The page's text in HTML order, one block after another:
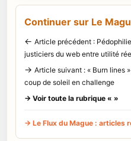
Continuer sur Le
← Article précédent :
justiciers du web entre utilité
→ Article suivant : « Burn lines
coup de soleil en challenge
→ Voir toute la rubrique « »
→ Le Flux du Mague : articles